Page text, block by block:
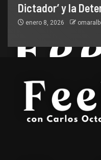
Dictador’ y la
enero 8, 2026